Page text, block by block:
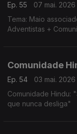
Ep. 55
07 mai. 2026
Tema: Maio
Adventistas + Comunidade
Comunidade
Ep. 54
03 mai. 2026
Comunidade Hindu:
que nunca desliga"